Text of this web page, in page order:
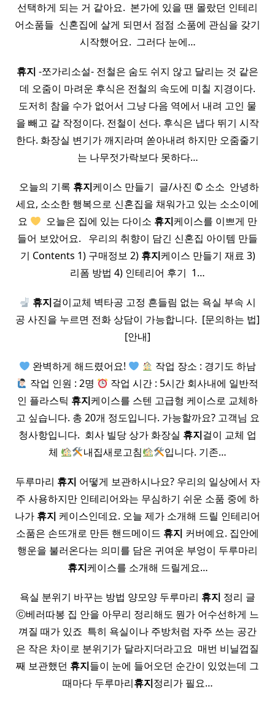
선택하게 되는 거 같아요. ​ 본가에 있을 땐 몰랐던 인테리
어소품들 ​ 신혼집에 살게 되면서 점점 소품에 관심을 갖기
시작했어요. ​ 그러다 눈에…
휴지 -쪼가리소설- 전철은 숨도 쉬지 않고 달리는 것 같은
데 오줌이 마려운 후식은 전철의 속도에 미칠 지경이다.
도저히 참을 수가 없어서 그냥 다음 역에서 내려 고인 물
을 빼고 갈 작정이다. 전철이 선다. 후식은 냅다 뛰기 시작
한다. 화장실 변기가 깨지라며 쏟아내려 하지만 오줌줄기
는 나무젓가락보다 못하다…
​ 오늘의 기록 휴지케이스 만들기 ​ 글/사진 © 소소 ​ 안녕하
세요, 소소한 행복으로 신혼집을 채워가고 있는 소소이에
요
​ 오늘은 집에 있는 다이소 휴지케이스를 이쁘게 만
들어 보았어요. ​ ​ 우리의 취향이 담긴 신혼집 아이템 만들
기 Contents 1) 구매정보 2) 휴지케이스 만들기 재료 3)
리폼 방법 4) 인테리어 후기 ​ 1…
휴지걸이교체 벽타공 고정 흔들림 없는 욕실 부속 시
공 사진을 누르면 전화 상담이 가능합니다. ​ [문의하는 법]
[안내]
완벽하게 해드렸어요!
작업 장소 : 경기도 하남
작업 인원 : 2명
작업 시간 : 5시간 회사내에 일반적
인 플라스틱 휴지케이스를 스텐 고급형 케이스로 교체하
고 싶습니다. 총 20개 정도입니다. 가능할까요? 고객님 요
청사항입니다. ​ 회사 빌당 상가 화장실 휴지걸이 교체 업
체
내집새로고침 입니다. 기존…
두루마리 휴지 어떻게 보관하시나요? 우리의 일상에서 자
주 사용하지만 인테리어와는 무심하기 쉬운 소품 중에 하
나가 휴지 케이스인데요. 오늘 제가 소개해 드릴 인테리어
소품은 손뜨개로 만든 핸드메이드 휴지 커버예요. 집안에
행운을 불러온다는 의미를 담은 귀여운 부엉이 두루마리
휴지케이스를 소개해 드릴게요…
욕실 분위기 바꾸는 방법 양모양 두루마리 휴지 정리 글
ⓒ베러따봉 집 안을 아무리 정리해도 뭔가 어수선하게 느
껴질 때가 있죠 ​ 특히 욕실이나 주방처럼 자주 쓰는 공간
은 작은 차이로 분위기가 달라지더라고요 ​ 매번 비닐껍질
째 보관했던 휴지들이 눈에 들어오던 순간이 있었는데 그
때마다 두루마리휴지정리가 필요…